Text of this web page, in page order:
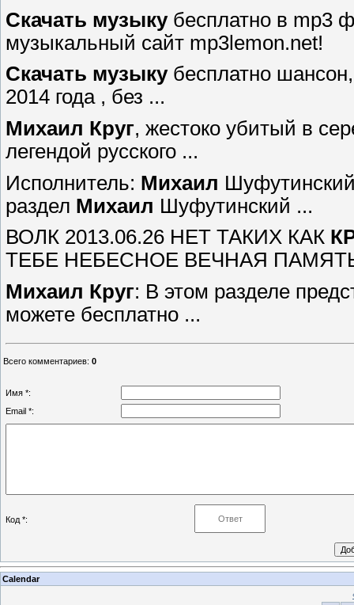
Скачать музыкубесплатно в mp3
музыкальный сайт mp3lemon.net!
Скачать музыкубесплатно
2014 года , без ...
Михаил Круг, жестоко убитый в
легендой русского ...
Исполнитель: Михаил
раздел Михаил Шуфутинский ...
ВОЛК 2013.06.26 НЕТ ТАКИХ КАК
ТЕБЕ НЕБЕСНОЕ ВЕЧНАЯ
Михаил Круг: В этом разделе
можете бесплатно ...
Всего комментариев: 0
Имя *:
Email *:
Код *:
Calendar